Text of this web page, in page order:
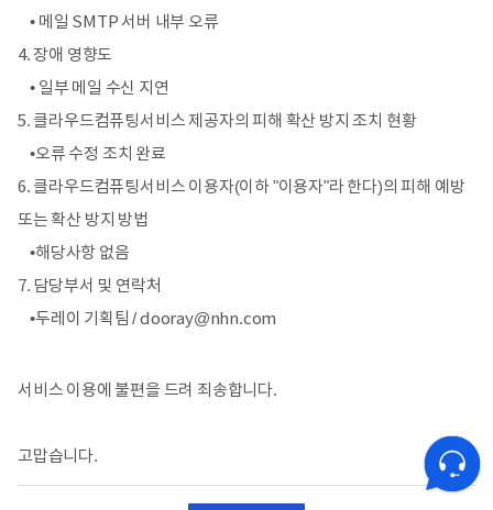
• 메일 SMTP 서버 내부 오류
장애 영향도
• 일부 메일 수신 지연
클라우드컴퓨팅서비스 제공자의 피해 확산 방지 조치 현황
•오류 수정 조치 완료
클라우드컴퓨팅서비스 이용자(이하 "이용자"라 한다)의 피해 예방
또는 확산 방지 방법
•해당사항 없음
담당부서 및 연락처
•두레이 기획팀 / dooray@nhn.com
서비스 이용에 불편을 드려 죄송합니다.
고맙습니다.